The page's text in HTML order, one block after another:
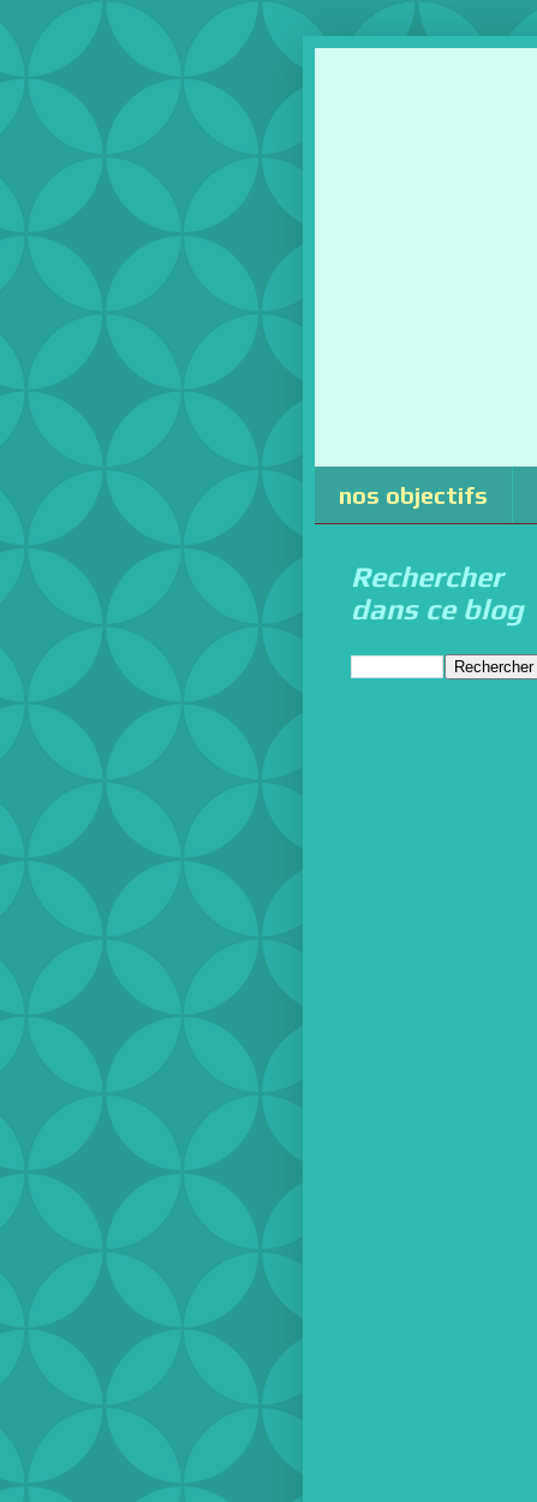
nos objectifs
Rechercher
dans ce blog